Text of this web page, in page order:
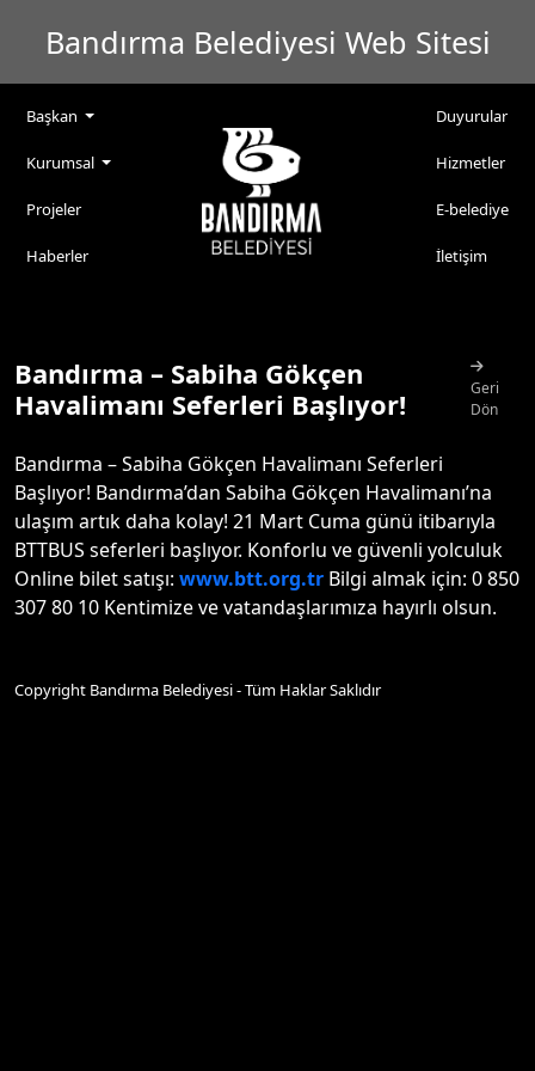
Bandırma Belediyesi Web Sitesi
Başkan
Kurumsal
Projeler
Haberler
Duyurular
Hizmetler
E-belediye
İletişim
Bandırma – Sabiha Gökçen
Havalimanı Seferleri Başlıyor!
Geri
Dön
Bandırma – Sabiha Gökçen Havalimanı Seferleri
Başlıyor! Bandırma’dan Sabiha Gökçen Havalimanı’na
ulaşım artık daha kolay! 21 Mart Cuma günü itibarıyla
BTTBUS seferleri başlıyor. Konforlu ve güvenli yolculuk
Online bilet satışı: www.btt.org.tr Bilgi almak için: 0 850
307 80 10 Kentimize ve vatandaşlarımıza hayırlı olsun.
Copyright Bandırma Belediyesi - Tüm Haklar Saklıdır